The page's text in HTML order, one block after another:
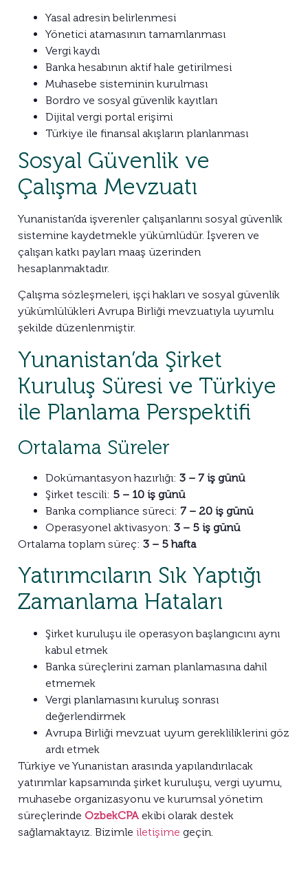
Yasal adresin belirlenmesi
Yönetici atamasının tamamlanması
Vergi kaydı
Banka hesabının aktif hale getirilmesi
Muhasebe sisteminin kurulması
Bordro ve sosyal güvenlik kayıtları
Dijital vergi portal erişimi
Türkiye ile finansal akışların planlanması
Sosyal Güvenlik ve
Çalışma Mevzuatı
Yunanistan’da işverenler çalışanlarını sosyal güvenlik
sistemine kaydetmekle yükümlüdür. İşveren ve
çalışan katkı payları maaş üzerinden
hesaplanmaktadır.
Çalışma sözleşmeleri, işçi hakları ve sosyal güvenlik
yükümlülükleri Avrupa Birliği mevzuatıyla uyumlu
şekilde düzenlenmiştir.
Yunanistan’da Şirket
Kuruluş Süresi ve Türkiye
ile Planlama Perspektifi
Ortalama Süreler
Dokümantasyon hazırlığı: 3 – 7 iş günü
Şirket tescili: 5 – 10 iş günü
Banka compliance süreci: 7 – 20 iş günü
Operasyonel aktivasyon: 3 – 5 iş günü
Ortalama toplam süreç: 3 – 5 hafta
Yatırımcıların Sık Yaptığı
Zamanlama Hataları
Şirket kuruluşu ile operasyon başlangıcını aynı
kabul etmek
Banka süreçlerini zaman planlamasına dahil
etmemek
Vergi planlamasını kuruluş sonrası
değerlendirmek
Avrupa Birliği mevzuat uyum gerekliliklerini göz
ardı etmek
Türkiye ve Yunanistan arasında yapılandırılacak
yatırımlar kapsamında şirket kuruluşu, vergi uyumu,
muhasebe organizasyonu ve kurumsal yönetim
süreçlerinde OzbekCPA ekibi olarak destek
sağlamaktayız. Bizimle iletişime geçin.